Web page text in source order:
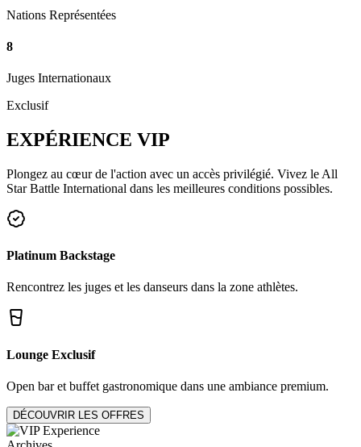
Nations Représentées
8
Juges Internationaux
Exclusif
EXPÉRIENCE VIP
Plongez au cœur de l'action avec un accès privilégié. Vivez le All
Star Battle International dans les meilleures conditions possibles.
Platinum Backstage
Rencontrez les juges et les danseurs dans la zone athlètes.
Lounge Exclusif
Open bar et buffet gastronomique dans une ambiance premium.
DÉCOUVRIR LES OFFRES